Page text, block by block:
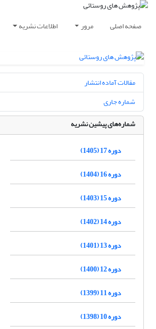
صفحه اصلی مرور اطلاعات نشریه
مقالات آماده انتشار
شماره جاری
شماره‌های پیشین نشریه
دوره 17 (1405)
دوره 16 (1404)
دوره 15 (1403)
دوره 14 (1402)
دوره 13 (1401)
دوره 12 (1400)
دوره 11 (1399)
دوره 10 (1398)